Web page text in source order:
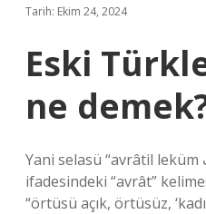
Tarih: Ekim 24, 2024
Eski
ne
Yani selasü “avrâtil leküm مكل تاروع ثلث”
ifadesindeki “avrât”
“örtüsü açık, örtüsüz,